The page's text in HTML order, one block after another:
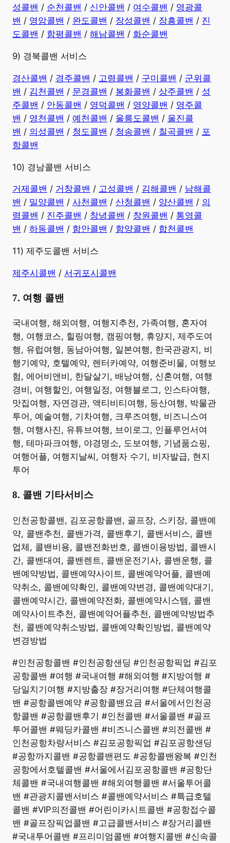
성콜밴 / 순천콜밴 / 신안콜밴 / 여수콜밴 / 영광콜
밴 / 영암콜밴 / 완도콜밴 / 장성콜밴 / 장흥콜밴 / 진
도콜밴 / 함평콜밴 / 해남콜밴 / 화순콜밴
9) 경북콜밴 서비스
경산콜밴 / 경주콜밴 / 고령콜밴 / 구미콜밴 / 군위콜
밴 / 김천콜밴 / 문경콜밴 / 봉화콜밴 / 상주콜밴 / 성
주콜밴 / 안동콜밴 / 영덕콜밴 / 영양콜밴 / 영주콜
밴 / 영천콜밴 / 예천콜밴 / 울릉도콜밴 / 울진콜
밴 / 의성콜밴 / 청도콜밴 / 청송콜밴 / 칠곡콜밴 / 포
항콜밴
10) 경남콜밴 서비스
​거제콜밴 / 거창콜밴 / 고성콜밴 / 김해콜밴 / 남해콜
밴 / 밀양콜밴 / 사천콜밴 / 산청콜밴 / 양산콜밴 / 의
령콜밴 / 진주콜밴 / 창녕콜밴 / 창원콜밴 / 통영콜
밴 / 하동콜밴 / 함안콜밴 / 함양콜밴 / 합천콜밴
11) 제주도콜밴 서비스
제주시콜밴 / 서귀포시콜밴
7. 여행 콜밴
​국내여행, 해외여행, 여행지추천, 가족여행, 혼자여
행, 여행코스, 힐링여행, 캠핑여행, 휴양지, 제주도여
행, 유럽여행, 동남아여행, 일본여행, 한국관광지, 비
행기예약, 호텔예약, 렌터카예약, 여행준비물, 여행보
험, 에어비앤비, 한달살기, 배낭여행, 신혼여행, 여행
경비, 여행할인, 여행일정, 여행블로그, 인스타여행,
맛집여행, 자연경관, 액티비티여행, 등산여행, 박물관
투어, 예술여행, 기차여행, 크루즈여행, 비즈니스여
행, 여행사진, 유튜브여행, 브이로그, 인플루언서여
행, 테마파크여행, 야경명소, 도보여행, 기념품쇼핑,
여행어플, 여행지날씨, 여행자 수기, 비자발급, 현지
투어 ​
8. 콜밴 기타서비스
​인천공항콜밴, 김포공항콜밴, 골프장, 스키장, 콜밴예
약, 콜밴추천, 콜밴가격, 콜밴후기, 콜밴서비스, 콜밴
업체, 콜밴비용, 콜밴전화번호, 콜밴이용방법, 콜밴시
간, 콜밴대여, 콜밴렌트, 콜밴운전기사, 콜밴운행, 콜
밴예약방법, 콜밴예약사이트, 콜밴예약어플, 콜밴예
약취소, 콜밴예약확인, 콜밴예약변경, 콜밴예약대기,
콜밴예약시간, 콜밴예약전화, 콜밴예약시스템, 콜밴
예약사이트추천, 콜밴예약어플추천, 콜밴예약방법추
천, 콜밴예약취소방법, 콜밴예약확인방법, 콜밴예약
변경방법
#인천공항콜밴 #인천공항샌딩 #인천공항픽업 #김포
공항콜밴 #여행 #국내여행 #해외여행 #지방여행 #
당일치기여행 #지방출장 #장거리여행 #단체여행콜
밴 #공항콜밴예약 #공항콜밴요금 #서울에서인천공
항콜밴 #공항콜밴후기 #인천콜밴 #서울콜밴 #골프
투어콜밴 #웨딩카콜밴 #비즈니스콜밴 #의전콜밴 #
인천공항차량서비스 #김포공항픽업 #김포공항샌딩
#공항까지콜밴 #공항콜밴편도 #공항콜밴왕복 #인천
공항에서호텔콜밴 #서울에서김포공항콜밴 #공항단
체콜밴 #국내여행콜밴 #해외여행콜밴 #서울투어콜
밴 #관광지콜밴서비스 #콜밴예약서비스 #특급호텔
콜밴 #VIP의전콜밴 #어린이카시트콜밴 #공항접수콜
밴 #골프장픽업콜밴 #고급콜밴서비스 #장거리콜밴
#국내투어콜밴 #프리미엄콜밴 #여행지콜밴 #신속콜